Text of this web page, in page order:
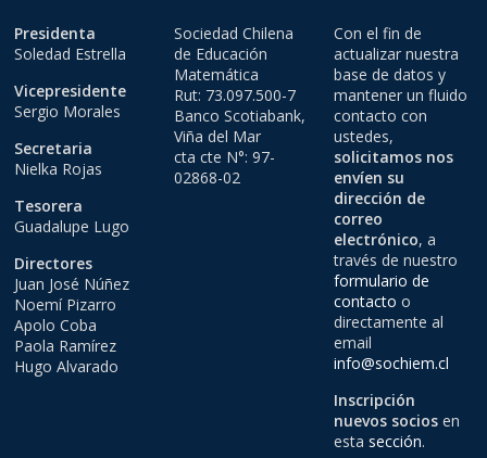
Presidenta
Soledad Estrella
Vicepresidente
Sergio Morales
Secretaria
Nielka Rojas
Tesorera
Guadalupe Lugo
Directores
Juan José Núñez
Noemí Pizarro
Apolo Coba
Paola Ramírez
Hugo Alvarado
Sociedad Chilena
de Educación
Matemática
Rut: 73.097.500-7
Banco Scotiabank,
Viña del Mar
cta cte N°: 97-
02868-02
Con el fin de
actualizar nuestra
base de datos y
mantener un fluido
contacto con
ustedes,
solicitamos nos
envíen su
dirección de
correo
electrónico, a
través de nuestro
formulario de
contacto o
directamente al
email
info@sochiem.cl
Inscripción
nuevos sociosen
esta sección.